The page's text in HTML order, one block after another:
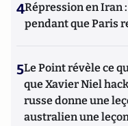
4Répression en Iran
pendant que Paris
5Le Point révèle ce
que Xavier Niel
russe donne une
australien une